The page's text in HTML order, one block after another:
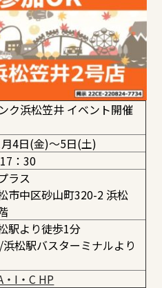
ク浜松笠井 イベント開催
4日(金)～5日(土)
：30
ラス
市中区砂山町320-2 浜松
駅より徒歩1分
松駅バスターミナルより
I・C HP